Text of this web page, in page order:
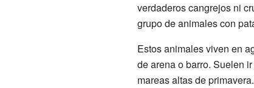
verdaderos cangrejos ni
grupo de animales con
Estos animales viven en
de arena o barro. Suelen
mareas altas de